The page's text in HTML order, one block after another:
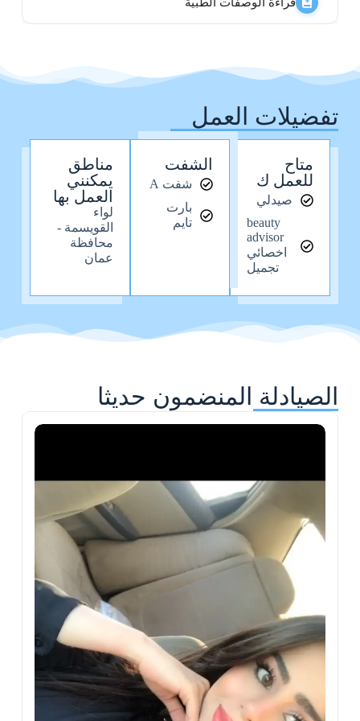
تفضيلات العمل
متاح
للعمل ك
صيدلي
beauty
advisor
اخصائي
تجميل
الشفت
شفت A
بارت
تايم
مناطق
يمكنني
العمل بها
لواء
القويسمة -
محافظة
عمان
الصيادلة المنضمون حديثا